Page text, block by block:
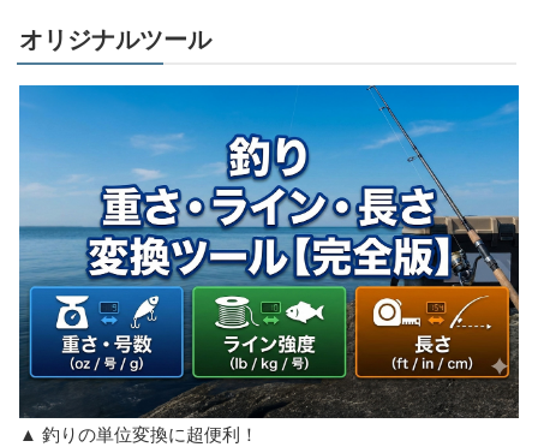
オリジナルツール
▲ 釣りの単位変換に超便利！